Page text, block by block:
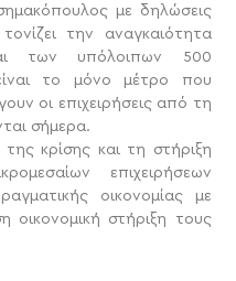
με δηλώσεις
την αναγκαιότητα
των υπόλοιπων 500
το μόνο μέτρο που
οι επιχειρήσεις από τη
σήμερα.
της κρίσης και τη στήριξη
επιχειρήσεων
οικονομίας με
οικονομική στήριξη τους